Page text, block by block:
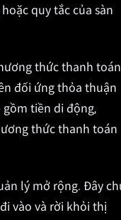
quy tắc của sàn
thức thanh toán
đối ứng thỏa thuận
tiền di động,
thức thanh toán
lý mở rộng. Đây
vào và rời khỏi thị